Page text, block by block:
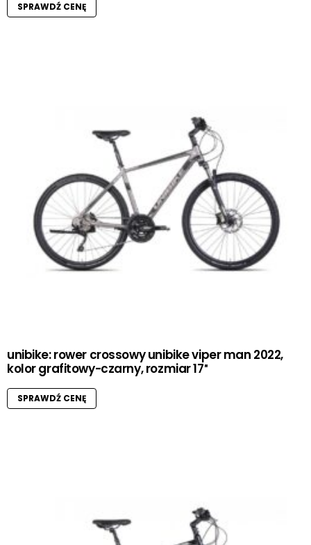
SPRAWDŹ CENĘ
unibike: rower crossowy unibike viper man 2022,
kolor grafitowy-czarny, rozmiar 17″
SPRAWDŹ CENĘ